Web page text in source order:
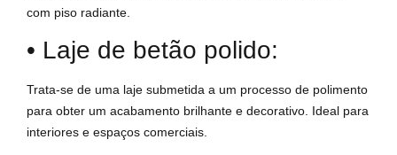
com piso radiante.
• Laje de betão polido:
Trata-se de uma laje submetida a um processo de polimento
para obter um acabamento brilhante e decorativo. Ideal para
interiores e espaços comerciais.